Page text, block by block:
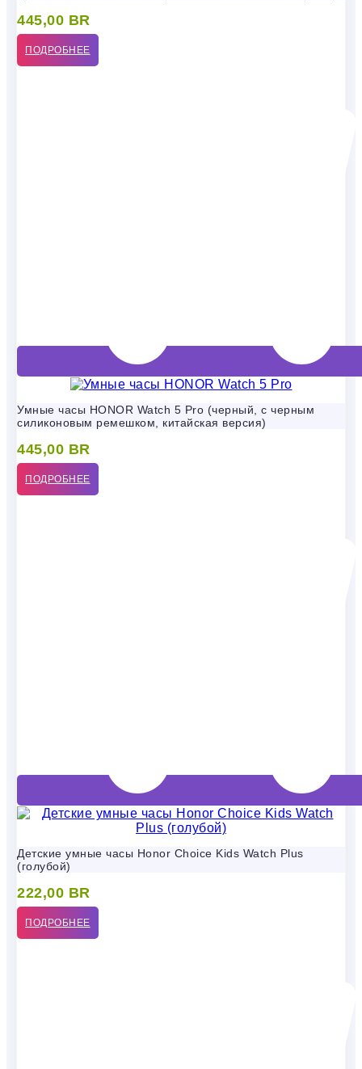
445,00 BR
ПОДРОБНЕЕ
Умные часы HONOR Watch 5 Pro (черный, с черным
силиконовым ремешком, китайская версия)
445,00 BR
ПОДРОБНЕЕ
Детские умные часы Honor Choice Kids Watch Plus
(голубой)
222,00 BR
ПОДРОБНЕЕ